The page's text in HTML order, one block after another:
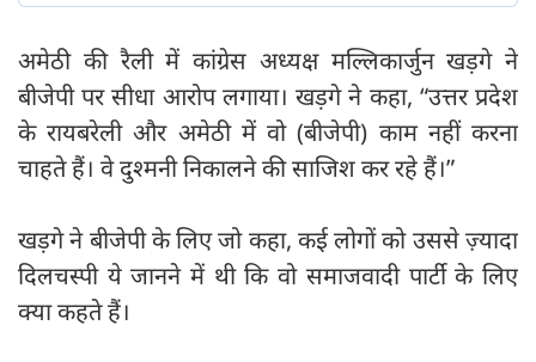
अमेठी की रैली में कांग्रेस अध्यक्ष मल्लिकार्जुन खड़गे ने
बीजेपी पर सीधा आरोप लगाया। खड़गे ने कहा, “उत्तर प्रदेश
के रायबरेली और अमेठी में वो (बीजेपी) काम नहीं करना
चाहते हैं। वे दुश्मनी निकालने की साजिश कर रहे हैं।”
खड़गे ने बीजेपी के लिए जो कहा, कई लोगों को उससे ज़्यादा
दिलचस्पी ये जानने में थी कि वो समाजवादी पार्टी के लिए
क्या कहते हैं।